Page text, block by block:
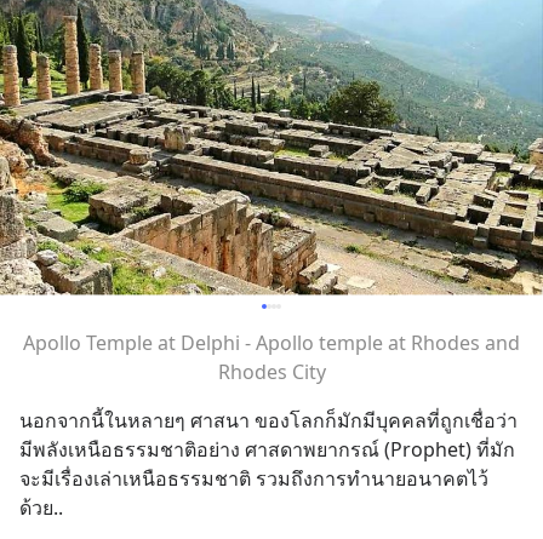
Apollo Temple at Delphi - Apollo temple at Rhodes and
Rhodes City
นอกจากนี้ในหลายๆ ศาสนา ของโลกก็มักมีบุคคลที่ถูกเชื่อว่า
มีพลังเหนือธรรมชาติอย่าง ศาสดาพยากรณ์ (Prophet) ที่มัก
จะมีเรื่องเล่าเหนือธรรมชาติ รวมถึงการทำนายอนาคตไว้
ด้วย..